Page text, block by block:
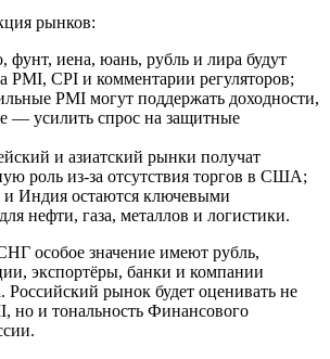
рынков:
фунт, иена, юань, рубль и лира будут
PMI, CPI и комментарии регуляторов;
PMI могут поддержать доходности,
— усилить спрос на защитные
и азиатский рынки получат
роль из-за отсутствия торгов в США;
и Индия остаются ключевыми
нефти, газа, металлов и логистики.
особое значение имеют рубль,
экспортёры, банки и компании
Российский рынок будет оценивать не
но и тональность Финансового